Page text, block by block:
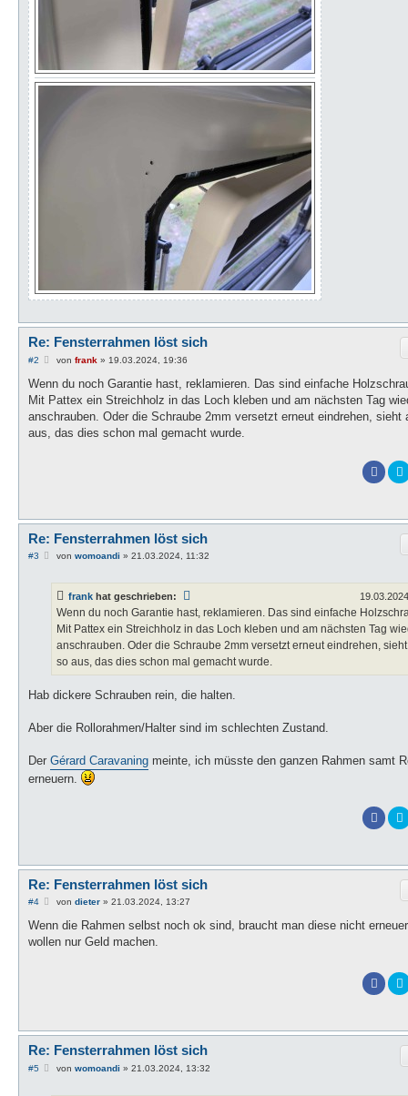
Re: Fensterrahmen löst sich
#2
B
i
r
a
von frank» 19.03.2024, 19:36
Wenn du noch Garantie hast, reklamieren. Das sind einfache
Mit Pattex ein Streichholz in das Loch kleben und am nächsten Tag
anschrauben. Oder die Schraube 2mm versetzt erneut eindrehen, sieht
aus, das dies schon mal gemacht wurde.
Re: Fensterrahmen löst sich
#3
B
a
von womoandi » 21.03.2024, 11:32
frank hat geschrieben:
Wenn du noch Garantie hast, reklamieren. Das sind einfache
Mit Pattex ein Streichholz in das Loch kleben und am nächsten Tag
anschrauben. Oder die Schraube 2mm versetzt erneut eindrehen,
so aus, das dies schon mal gemacht wurde.
Hab dickere Schrauben rein, die halten.
Aber die Rollorahmen/Halter sind im schlechten Zustand.
Der Gérard Caravaning meinte, ich müsste den ganzen Rahmen samt
erneuern.
Re: Fensterrahmen löst sich
#4
B
i
r
von dieter» 21.03.2024, 13:27
Wenn die Rahmen selbst noch ok sind, braucht man diese nicht
wollen nur Geld machen.
Re: Fensterrahmen löst sich
#5
Bvon womoandi » 21.03.2024, 13:32